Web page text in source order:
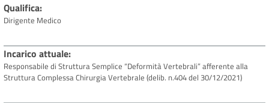
Qualifica
Dirigente Medico
Incarico attuale
Responsabile di Struttura Semplice “Deformità Vertebrali” afferente alla
Struttura Complessa Chirurgia Vertebrale (delib. n.404 del 30/12/2021)